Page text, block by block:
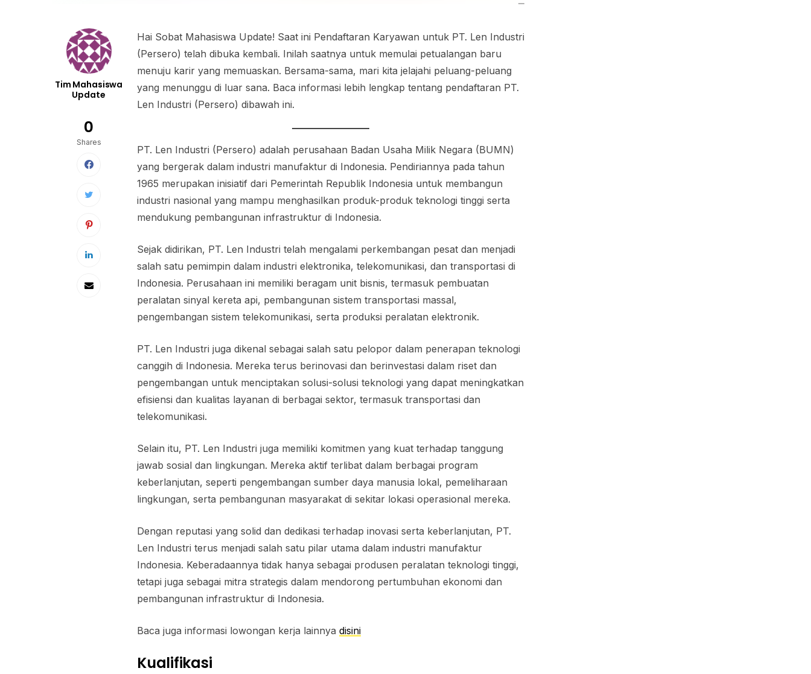
Tim Mahasiswa
Update
0
Shares
Hai Sobat Mahasiswa Update! Saat ini Pendaftaran Karyawan untuk PT. Len Industri
(Persero) telah dibuka kembali. Inilah saatnya untuk memulai petualangan baru
menuju karir yang memuaskan. Bersama-sama, mari kita jelajahi peluang-peluang
yang menunggu di luar sana. Baca informasi lebih lengkap tentang pendaftaran PT.
Len Industri (Persero) dibawah ini.
PT. Len Industri (Persero) adalah perusahaan Badan Usaha Milik Negara (BUMN)
yang bergerak dalam industri manufaktur di Indonesia. Pendiriannya pada tahun
1965 merupakan inisiatif dari Pemerintah Republik Indonesia untuk membangun
industri nasional yang mampu menghasilkan produk-produk teknologi tinggi serta
mendukung pembangunan infrastruktur di Indonesia.
Sejak didirikan, PT. Len Industri telah mengalami perkembangan pesat dan menjadi
salah satu pemimpin dalam industri elektronika, telekomunikasi, dan transportasi di
Indonesia. Perusahaan ini memiliki beragam unit bisnis, termasuk pembuatan
peralatan sinyal kereta api, pembangunan sistem transportasi massal,
pengembangan sistem telekomunikasi, serta produksi peralatan elektronik.
PT. Len Industri juga dikenal sebagai salah satu pelopor dalam penerapan teknologi
canggih di Indonesia. Mereka terus berinovasi dan berinvestasi dalam riset dan
pengembangan untuk menciptakan solusi-solusi teknologi yang dapat meningkatkan
efisiensi dan kualitas layanan di berbagai sektor, termasuk transportasi dan
telekomunikasi.
Selain itu, PT. Len Industri juga memiliki komitmen yang kuat terhadap tanggung
jawab sosial dan lingkungan. Mereka aktif terlibat dalam berbagai program
keberlanjutan, seperti pengembangan sumber daya manusia lokal, pemeliharaan
lingkungan, serta pembangunan masyarakat di sekitar lokasi operasional mereka.
Dengan reputasi yang solid dan dedikasi terhadap inovasi serta keberlanjutan, PT.
Len Industri terus menjadi salah satu pilar utama dalam industri manufaktur
Indonesia. Keberadaannya tidak hanya sebagai produsen peralatan teknologi tinggi,
tetapi juga sebagai mitra strategis dalam mendorong pertumbuhan ekonomi dan
pembangunan infrastruktur di Indonesia.
Baca juga informasi lowongan kerja lainnya disini
Kualifikasi